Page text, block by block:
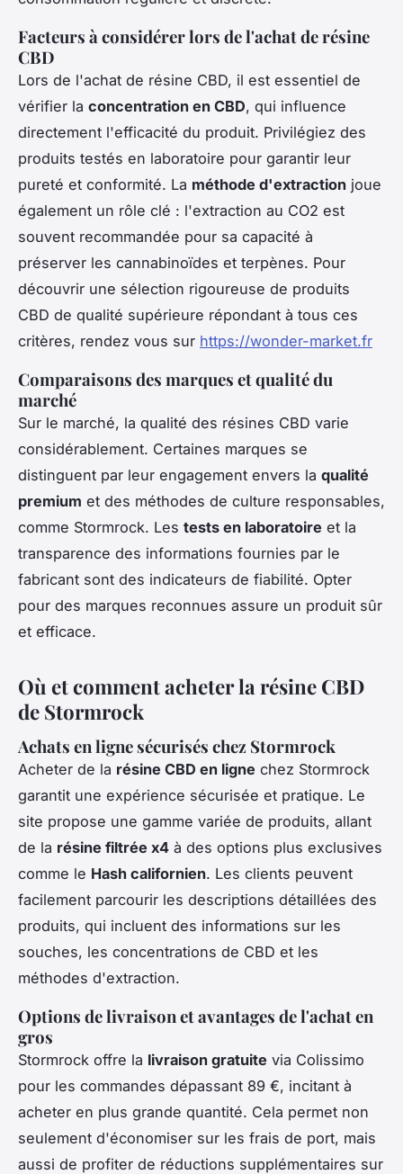
Facteurs à considérer lors de l'achat de résine
CBD
Lors de l'achat de résine CBD, il est essentiel de
vérifier la concentration en CBD, qui influence
directement l'efficacité du produit. Privilégiez des
produits testés en laboratoire pour garantir leur
pureté et conformité. La méthode d'extraction joue
également un rôle clé : l'extraction au CO2 est
souvent recommandée pour sa capacité à
préserver les cannabinoïdes et terpènes. Pour
découvrir une sélection rigoureuse de produits
CBD de qualité supérieure répondant à tous ces
critères, rendez vous sur https://wonder-market.fr
Comparaisons des marques et qualité du
marché
Sur le marché, la qualité des résines CBD varie
considérablement. Certaines marques se
distinguent par leur engagement envers la qualité
premium et des méthodes de culture responsables,
comme Stormrock. Les tests en laboratoire et la
transparence des informations fournies par le
fabricant sont des indicateurs de fiabilité. Opter
pour des marques reconnues assure un produit sûr
et efficace.
Où et comment acheter la résine CBD
de Stormrock
Achats en ligne sécurisés chez Stormrock
Acheter de la résine CBD en ligne chez Stormrock
garantit une expérience sécurisée et pratique. Le
site propose une gamme variée de produits, allant
de la résine filtrée x4 à des options plus exclusives
comme le Hash californien. Les clients peuvent
facilement parcourir les descriptions détaillées des
produits, qui incluent des informations sur les
souches, les concentrations de CBD et les
méthodes d'extraction.
Options de livraison et avantages de l'achat en
gros
Stormrock offre la livraison gratuite via Colissimo
pour les commandes dépassant 89 €, incitant à
acheter en plus grande quantité. Cela permet non
seulement d'économiser sur les frais de port, mais
aussi de profiter de réductions supplémentaires sur